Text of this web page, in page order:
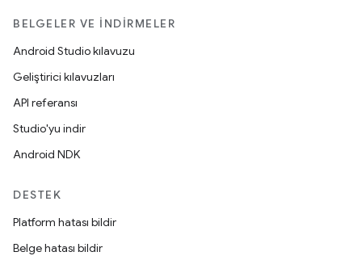
BELGELER VE İNDIRMELER
Android Studio kılavuzu
Geliştirici kılavuzları
API referansı
Studio'yu indir
Android NDK
DESTEK
Platform hatası bildir
Belge hatası bildir